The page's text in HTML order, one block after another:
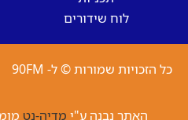
לוח שידורים
כל הזכויות שמורות © ל- 90FM
האתר נבנה ע"י מדיה-נט